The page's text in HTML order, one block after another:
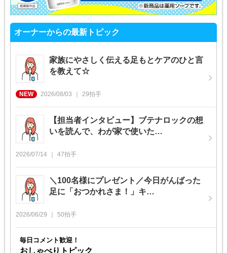
オーナーからの最新トピック
家族にやさしく伝える足もとケアのひと言
を教えて☆
2026/08/03 29拍手
【担当者インタビュー】ブテナロックの想
いを読んで、わが家で使いた…
2026/07/14 47拍手
＼100名様にプレゼント／今日がんばった
足に「おつかれさま！」キ…
2026/06/29 50拍手
毎日コメント歓迎！
おしゃべりトピック